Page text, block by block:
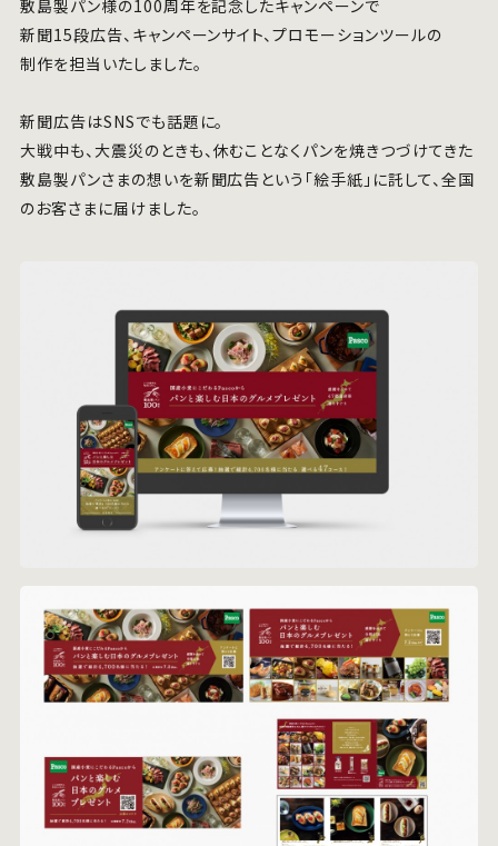
敷島製パン様の100周年を記念したキャンペーンで
新聞15段広告、キャンペーンサイト、プロモーションツールの
制作を担当いたしました。
新聞広告はSNSでも話題に。
大戦中も、大震災のときも、休むことなくパンを焼きつづけてきた
敷島製パンさまの想いを新聞広告という「絵手紙」に託して、全国
のお客さまに届けました。